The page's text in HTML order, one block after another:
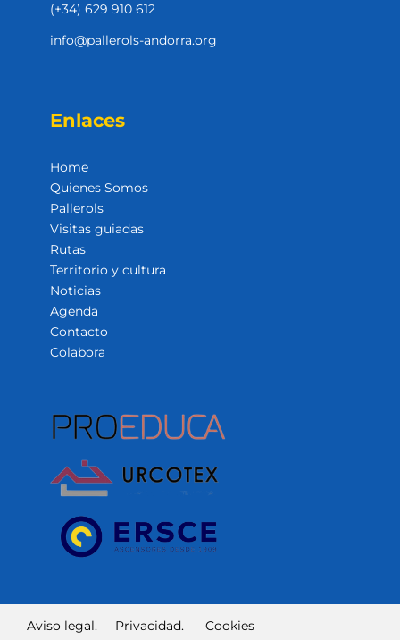
(+34) 629 910 612
info@pallerols-andorra.org
Enlaces
Home
Quienes Somos
Pallerols
Visitas guiadas
Rutas
Territorio y cultura
Noticias
Agenda
Contacto
Colabora
Aviso legal. Privacidad. Cookies